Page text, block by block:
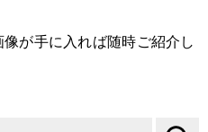
が手に入れば随時ご紹介し